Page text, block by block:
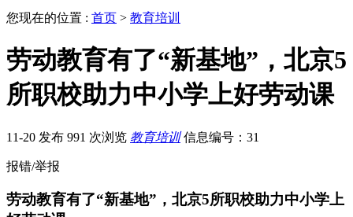
您现在的位置 : 首页 > 教育培训
劳动教育有了“新基地”，北京5
所职校助力中小学上好劳动课
11-20 发布 991 次浏览 教育培训 信息编号：31
报错/举报
劳动教育有了“新基地”，北京5所职校助力中小学上